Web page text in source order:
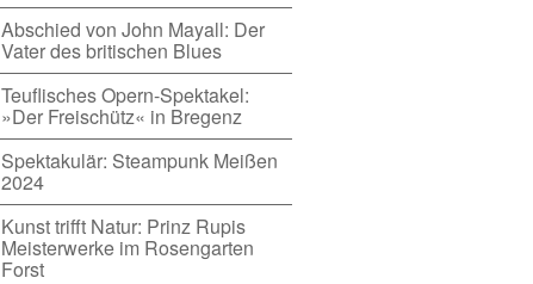
Abschied von John Mayall: Der
Vater des britischen Blues
Teuflisches Opern-Spektakel:
»Der Freischütz« in Bregenz
Spektakulär: Steampunk Meißen
2024
Kunst trifft Natur: Prinz Rupis
Meisterwerke im Rosengarten
Forst